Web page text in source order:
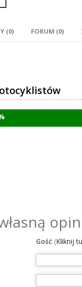
(0) FORUM (0)
Gość (Kliknij